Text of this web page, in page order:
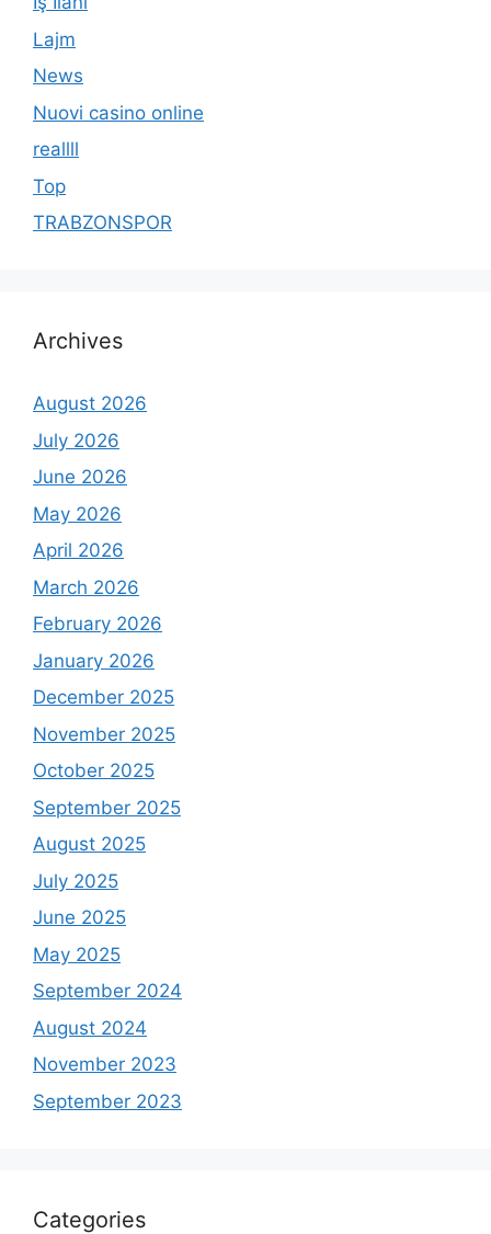
Lajm
News
Nuovi casino online
reallll
Top
TRABZONSPOR
Archives
August 2026
July 2026
June 2026
May 2026
April 2026
March 2026
February 2026
January 2026
December 2025
November 2025
October 2025
September 2025
August 2025
July 2025
June 2025
May 2025
September 2024
August 2024
November 2023
September 2023
Categories